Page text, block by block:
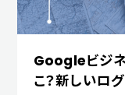
Googleビジ
こ？新しいロ